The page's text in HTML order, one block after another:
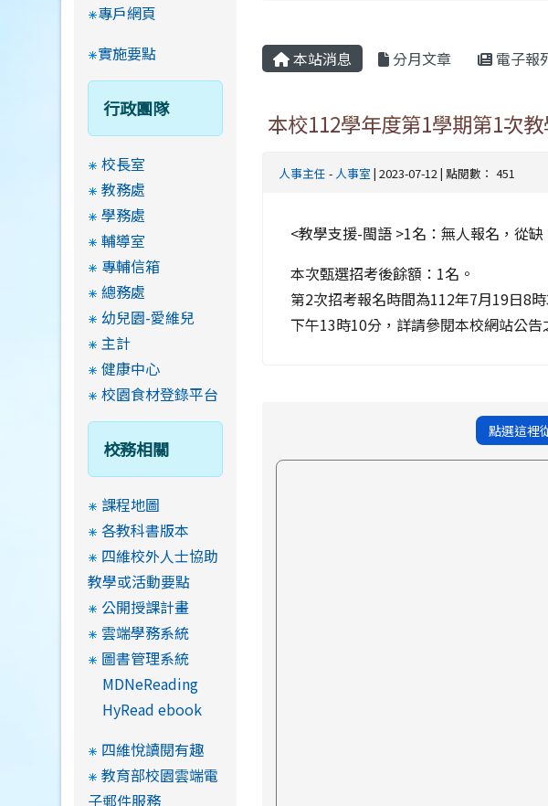
本站消息 分月文章 電子報
本校112學年度第1學期第1次
人事主任 - 人事室 | 2023-07-12 | 點閱數： 451
<教學支援-閩語 >1名：無人報名，從缺
本次甄選招考後餘額：1名。
第2次招考報名時間為112年7月19日8
下午13時10分，詳請參閱本校網站公告
點選這裡
專戶網頁
實施要點
行政團隊
校長室
教務處
學務處
輔導室
專輔信箱
總務處
幼兒園-愛維兒
主計
健康中心
校園食材登錄平台
校務相關
課程地圖
各教科書版本
四維校外人士協助
教學或活動要點
公開授課計畫
雲端學務系統
圖書管理系統
MDNeReading
HyRead ebook
四維悅讀閱有趣
教育部校園雲端電
子郵件服務